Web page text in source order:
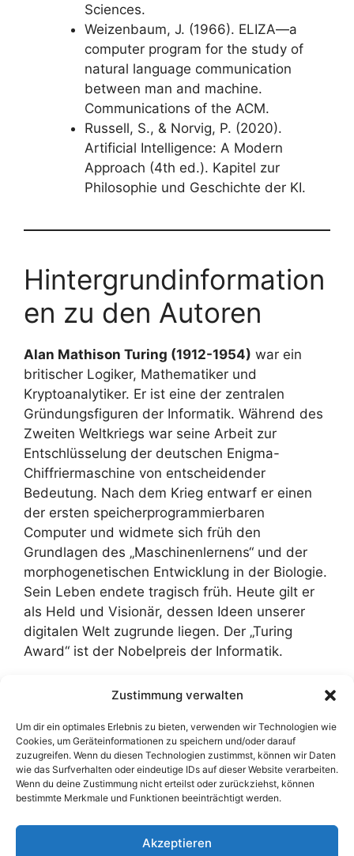
Zustimmung verwalten
Um dir ein optimales Erlebnis zu bieten, verwenden wir Technologien wie
Cookies, um Geräteinformationen zu speichern und/oder darauf
zuzugreifen. Wenn du diesen Technologien zustimmst, können wir Daten
wie das Surfverhalten oder eindeutige IDs auf dieser Website verarbeiten.
Wenn du deine Zustimmung nicht erteilst oder zurückziehst, können
bestimmte Merkmale und Funktionen beeinträchtigt werden.
Akzeptieren
Sciences.
Weizenbaum, J. (1966). ELIZA—a
computer program for the study of
natural language communication
between man and machine.
Communications of the ACM.
Russell, S., & Norvig, P. (2020).
Artificial Intelligence: A Modern
Approach (4th ed.). Kapitel zur
Philosophie und Geschichte der KI.
Hintergrundinformation
en zu den Autoren
Alan Mathison Turing (1912-1954) war ein
britischer Logiker, Mathematiker und
Kryptoanalytiker. Er ist eine der zentralen
Gründungsfiguren der Informatik. Während des
Zweiten Weltkriegs war seine Arbeit zur
Entschlüsselung der deutschen Enigma-
Chiffriermaschine von entscheidender
Bedeutung. Nach dem Krieg entwarf er einen
der ersten speicherprogrammierbaren
Computer und widmete sich früh den
Grundlagen des „Maschinenlernens“ und der
morphogenetischen Entwicklung in der Biologie.
Sein Leben endete tragisch früh. Heute gilt er
als Held und Visionär, dessen Ideen unserer
digitalen Welt zugrunde liegen. Der „Turing
Award“ ist der Nobelpreis der Informatik.
Disclaimer: Dieser Text ist komplett KI-generiert
(DeepSeek, 09.01.2026). Die darin enthaltenen
Angaben wurden nicht überprüft. ZumPrompt.
ZurÜbersicht .